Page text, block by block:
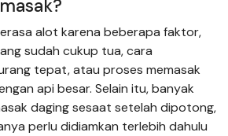
alot karena beberapa faktor,
sudah cukup tua, cara
tepat, atau proses memasak
api besar. Selain itu, banyak
daging sesaat setelah dipotong,
perlu didiamkan terlebih dahulu